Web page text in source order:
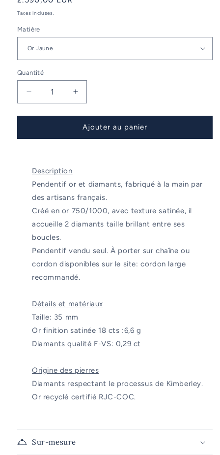
habituel
Taxes incluses.
Matière
Quantité
Réduire
la
quantité
Pendentif
Grand
Augmenter
la
quantité
de
Pendentif
Ajouter au panier
Description
Pendentif or et diamants, fabriqué à la main par
des artisans français.
Créé en or 750/1000, avec texture satinée, il
accueille 2 diamants taille brillant entre ses
boucles.
Pendentif vendu seul. À porter sur chaîne ou
cordon disponibles sur le site: cordon large
recommandé.
Détails et matériaux
Taille: 35 mm
Or finition satinée 18 cts :6,6 g
Diamants qualité F-VS: 0,29 ct
Origine des pierres
Diamants respectant le processus de Kimberley.
Or recyclé certifié RJC-COC.
Sur-mesure